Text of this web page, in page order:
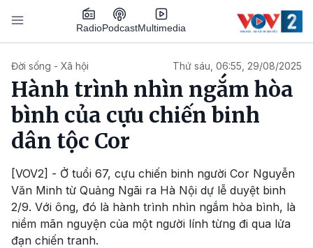
Nhảy đến nội dung
RadioPodcastMultimedia
Đời sống - Xã hội Thứ sáu, 06:55, 29/08/2025
Hành trình nhìn ngắm hòa
bình của cựu chiến binh
dân tộc Cor
[VOV2] - Ở tuổi 67, cựu chiến binh người Cor Nguyễn
Văn Minh từ Quảng Ngãi ra Hà Nội dự lễ duyệt binh
2/9. Với ông, đó là hành trình nhìn ngắm hòa bình, là
niềm mãn nguyện của một người lính từng đi qua lửa
đạn chiến tranh.